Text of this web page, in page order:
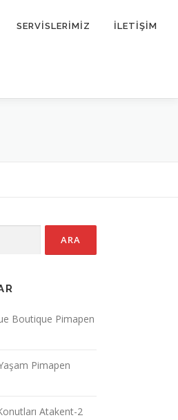
SERVİSLERİMİZ İLETİŞİM
Boutique Pimapen
Pimapen
Atakent-2